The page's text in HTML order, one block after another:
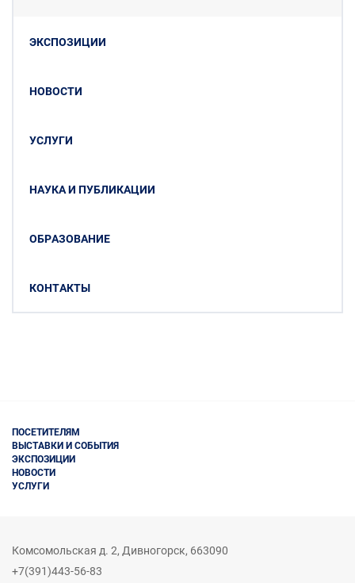
ЭКСПОЗИЦИИ
НОВОСТИ
УСЛУГИ
НАУКА И ПУБЛИКАЦИИ
ОБРАЗОВАНИЕ
КОНТАКТЫ
ПОСЕТИТЕЛЯМ
ВЫСТАВКИ И СОБЫТИЯ
ЭКСПОЗИЦИИ
НОВОСТИ
УСЛУГИ
Комсомольская д. 2, Дивногорск, 663090
+7(391)443-56-83